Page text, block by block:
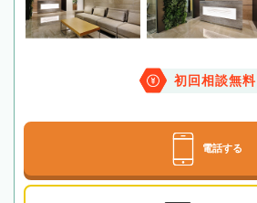
初回相談無料
電話する